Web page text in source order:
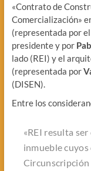
«Contrato de
Comercialización»
(representada por
presidente y por
lado (REI) y el
(representada por
(DISEN).
Entre los
«REI resulta
inmueble
Circunscripción